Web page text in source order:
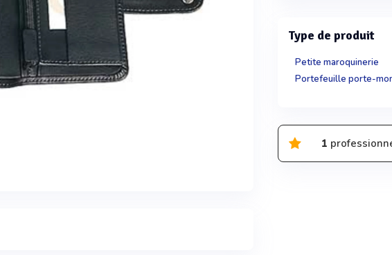
Type de produit
Petite maroquinerie
Portefeuille porte-
1